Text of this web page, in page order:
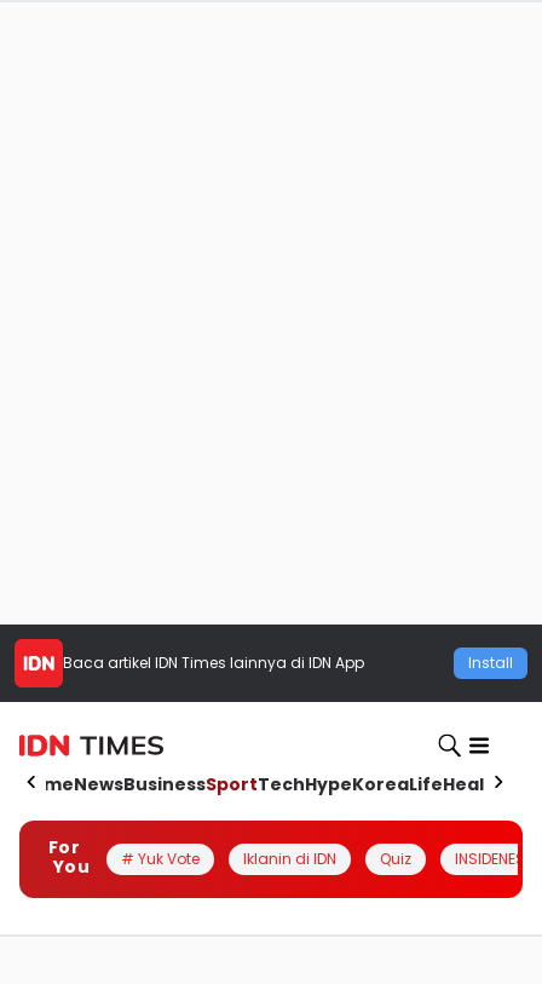
Baca artikel IDN Times lainnya di IDN App Install
HomeNewsBusinessSportTechHypeKoreaLifeHealth
For
You
# Yuk Vote Iklanin di IDN Quiz INSIDENESIA